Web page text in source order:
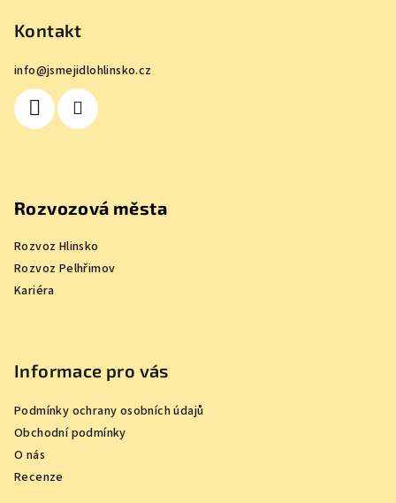
Kontakt
info@jsmejidlohlinsko.cz
Rozvozová města
Rozvoz Hlinsko
Rozvoz Pelhřimov
Kariéra
Informace pro vás
Podmínky ochrany osobních údajů
Obchodní podmínky
O nás
Recenze